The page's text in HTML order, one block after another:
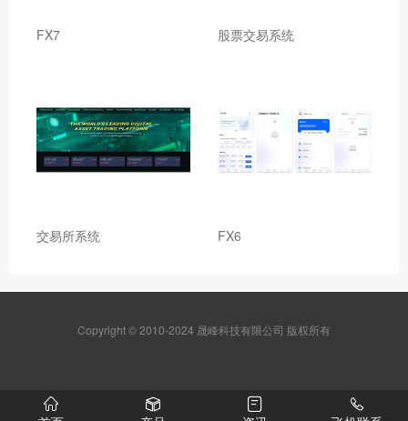
FX7 股票交易系统
交易所系统 FX6
Copyright © 2010-2024 晟峰科技有限公司 版权所有